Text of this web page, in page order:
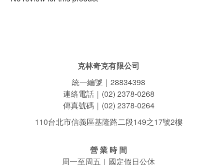
克林奇克有限公司
統一編號｜28834398
連絡電話｜(02) 2378-0268
傳真號碼｜(02) 2378-0264
110台北市信義區基隆路二段149之17號2樓
營 業 時 間
周一至周五｜國定假日公休